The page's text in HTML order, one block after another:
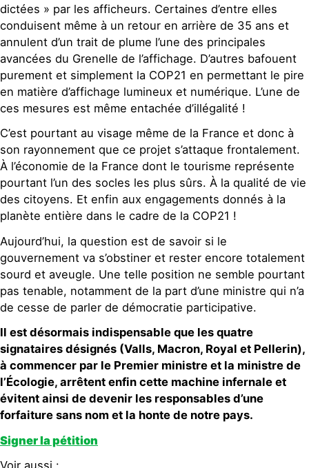
dictées » par les afficheurs. Certaines d’entre elles
conduisent même à un retour en arrière de 35 ans et
annulent d’un trait de plume l’une des principales
avancées du Grenelle de l’affichage. D’autres bafouent
purement et simplement la COP21 en permettant le pire
en matière d’affichage lumineux et numérique. L’une de
ces mesures est même entachée d’illégalité !
C’est pourtant au visage même de la France et donc à
son rayonnement que ce projet s’attaque frontalement.
À l’économie de la France dont le tourisme représente
pourtant l’un des socles les plus sûrs. À la qualité de vie
des citoyens. Et enfin aux engagements donnés à la
planète entière dans le cadre de la COP21 !
Aujourd’hui, la question est de savoir si le
gouvernement va s’obstiner et rester encore totalement
sourd et aveugle. Une telle position ne semble pourtant
pas tenable, notamment de la part d’une ministre qui n’a
de cesse de parler de démocratie participative.
Il est désormais indispensable que les quatre
signataires désignés (Valls, Macron, Royal et Pellerin),
à commencer par le Premier ministre et la ministre de
l’Écologie, arrêtent enfin cette machine infernale et
évitent ainsi de devenir les responsables d’une
forfaiture sans nom et la honte de notre pays.
Signer la pétition
Voir aussi :